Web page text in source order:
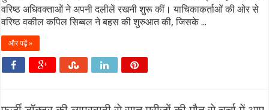
वरिष्ठ अधिवक्ताओं ने अपनी दलीलें रखनी शुरू कीं। याचिकाकर्ताओं की ओर से
वरिष्ठ वकील कपिल सिब्बल ने बहस की शुरुआत की, जिसके ...
और पढ़ें »